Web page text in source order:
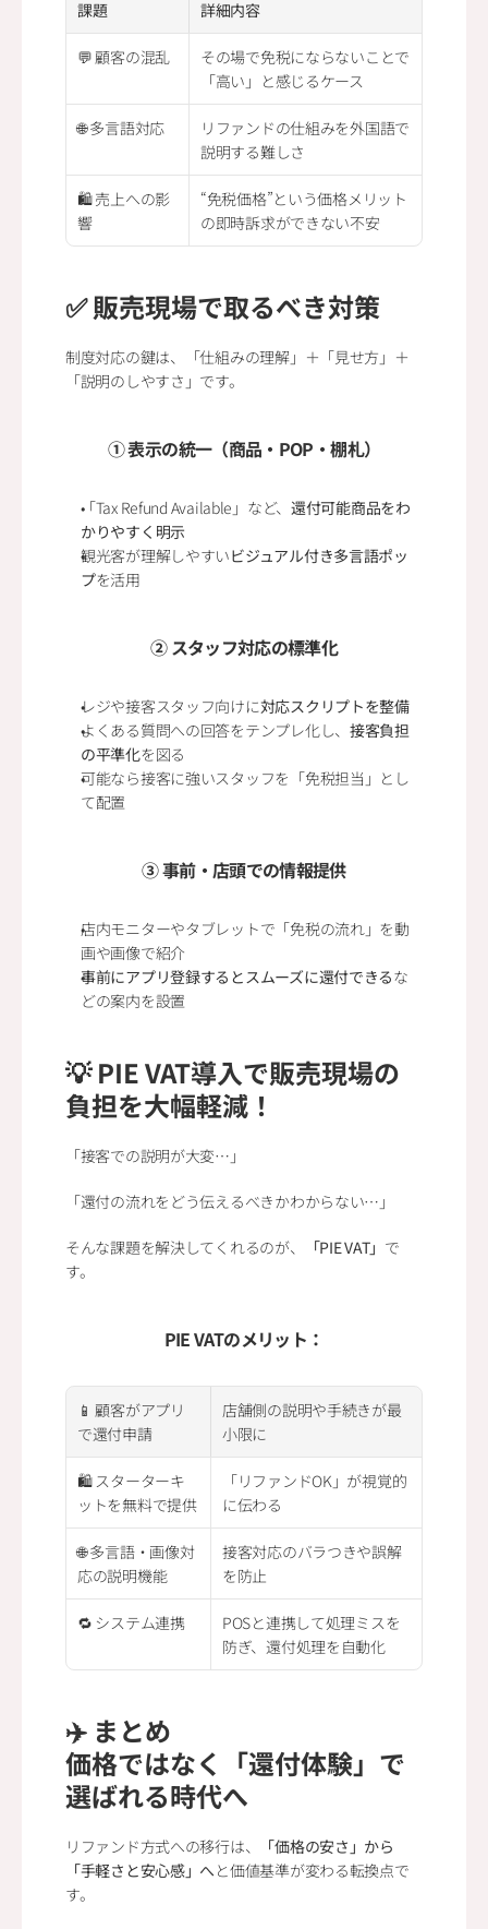
課題 詳細内容
💬 顧客の混乱
その場で免税にならないことで
「高い」と感じるケース
🌐 多言語対応
リファンドの仕組みを外国語で
説明する難しさ
🛍 売上への影
響
“免税価格”という価格メリット
の即時訴求ができない不安
✅ 販売現場で取るべき対策
制度対応の鍵は、「仕組みの理解」＋「見せ方」＋
「説明のしやすさ」です。
① 表示の統一（商品・POP・棚札）
「Tax Refund Available」など、 還付可能商品をわ
かりやすく明示
観光客が理解しやすいビジュアル付き多言語ポッ
プを活用
② スタッフ対応の標準化
レジや接客スタッフ向けに対応スクリプトを整備
よくある質問への回答をテンプレ化し、 接客負担
の平準化を図る
可能なら接客に強いスタッフを「免税担当」とし
て配置
③ 事前・店頭での情報提供
店内モニターやタブレットで「免税の流れ」を動
画や画像で紹介
事前にアプリ登録するとスムーズに還付できるな
どの案内を設置
💡 PIE VAT導入で販売現場の
負担を大幅軽減！
「接客での説明が大変…」
「還付の流れをどう伝えるべきかわからない…」
そんな課題を解決してくれるのが、 「PIE VAT」 で
す。
PIE VATのメリット：
📱 顧客がアプリ
で還付申請
店舗側の説明や手続きが最
小限に
🛍 スターターキ
ットを無料で提供
「リファンドOK」が視覚的
に伝わる
🌐 多言語・画像対
応の説明機能
接客対応のバラつきや誤解
を防止
🔁 システム連携
POSと連携して処理ミスを
防ぎ、還付処理を自動化
✈️ まとめ
価格ではなく「還付体験」で
選ばれる時代へ
リファンド方式への移行は、
「価格の安さ」から
「手軽さと安心感」へ と価値基準が変わる転換点で
す。